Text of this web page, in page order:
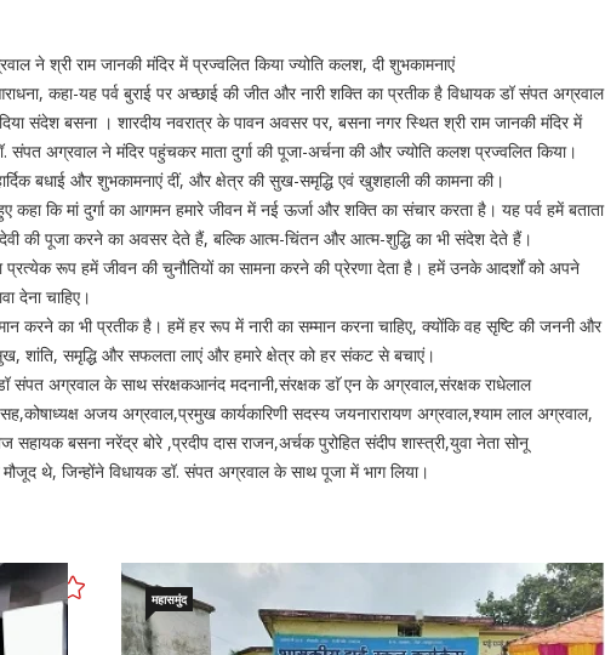
ने श्री राम जानकी मंदिर में प्रज्वलित किया ज्योति कलश, दी शुभकामनाएं
कहा-यह पर्व बुराई पर अच्छाई की जीत और नारी शक्ति का प्रतीक है विधायक डॉ संपत अग्रवाल
दिया संदेश बसना । शारदीय नवरात्र के पावन अवसर पर, बसना नगर स्थित श्री राम जानकी मंदिर में
संपत अग्रवाल ने मंदिर पहुंचकर माता दुर्गा की पूजा-अर्चना की और ज्योति कलश प्रज्वलित किया।
बधाई और शुभकामनाएं दीं, और क्षेत्र की सुख-समृद्धि एवं खुशहाली की कामना की।
कि मां दुर्गा का आगमन हमारे जीवन में नई ऊर्जा और शक्ति का संचार करता है। यह पर्व हमें बताता
की पूजा करने का अवसर देते हैं, बल्कि आत्म-चिंतन और आत्म-शुद्धि का भी संदेश देते हैं।
प्रत्येक रूप हमें जीवन की चुनौतियों का सामना करने की प्रेरणा देता है। हमें उनके आदर्शों को अपने
देना चाहिए।
करने का भी प्रतीक है। हमें हर रूप में नारी का सम्मान करना चाहिए, क्योंकि वह सृष्टि की जननी और
शांति, समृद्धि और सफलता लाएं और हमारे क्षेत्र को हर संकट से बचाएं।
संपत अग्रवाल के साथ संरक्षकआनंद मदनानी,संरक्षक डाॅ एन के अग्रवाल,संरक्षक राधेलाल
अजय अग्रवाल,प्रमुख कार्यकारिणी सदस्य जयनारारायण अग्रवाल,श्याम लाल अग्रवाल,
बसना नरेंद्र बोरे ,प्रदीप दास राजन,अर्चक पुरोहित संदीप शास्त्री,युवा नेता सोनू
मौजूद थे, जिन्होंने विधायक डॉ. संपत अग्रवाल के साथ पूजा में भाग लिया।
महासमुंद